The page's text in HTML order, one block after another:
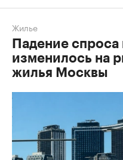
Жилье
Падение спроса
изменилось на
жилья Москвы